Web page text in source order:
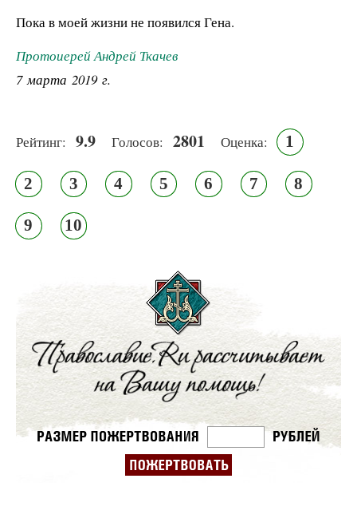
Пока в моей жизни не появился Гена.
Протоиерей Андрей Ткачев
7 марта 2019 г.
Рейтинг: 9.9 Голосов: 2801 Оценка: 1
2 3 4 5 6 7 8
9 10